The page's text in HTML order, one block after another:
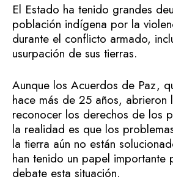
El Estado ha tenido grandes
población indígena por la
durante el conflicto armado,
usurpación de sus tierras.
Aunque los Acuerdos de Paz,
hace más de 25 años, abrieron
reconocer los derechos de los
la realidad es que los
la tierra aún no están
han tenido un papel importante
debate esta situación.